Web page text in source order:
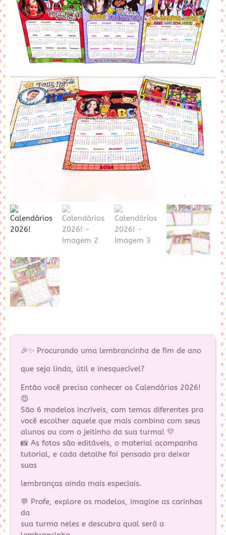
🎉✨ Procurando uma lembrancinha de fim de ano
que seja linda, útil e inesquecível?
Então você precisa conhecer os Calendários 2026!
😍
São 6 modelos incríveis, com temas diferentes pra
você escolher aquele que mais combina com seus
alunos ou com o jeitinho da sua turma! 💛
📸 As fotos são editáveis, o material acompanha
tutorial, e cada detalhe foi pensado pra deixar
suas
lembranças ainda mais especiais.
💬 Profe, explore os modelos, imagine as carinhas
da
sua turma neles e descubra qual será a